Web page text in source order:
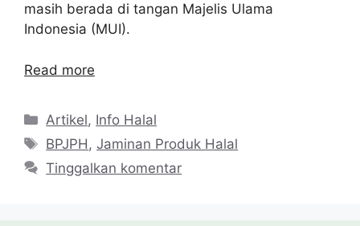
masih berada di tangan Majelis Ulama
Indonesia (MUI).
Read more
Kategori
Artikel, Info Halal
Tag
BPJPH ,Jaminan Produk Halal
Tinggalkan komentar